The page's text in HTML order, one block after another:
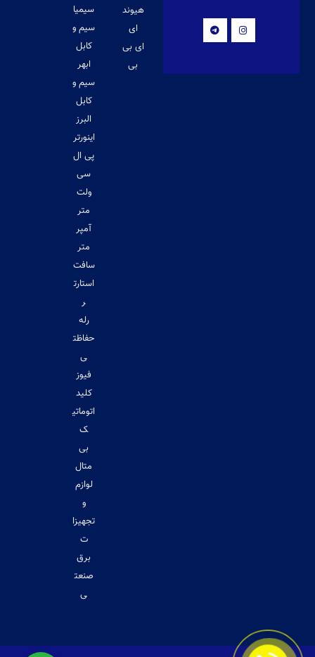
هیوند
ای
ای بی
بی
سیمیا
سیم و
کابل
ابهر
سیم و
کابل
البرز
اینورتر
پی ال
سی
ولت
متر
آمپر
متر
سافت
استارت
ر
رله
حفاظت
ی
فیوز
کلید
اتوماتی
ک
بی
متال
لوازم
و
تجهیزا
ت
برق
صنعت
ی